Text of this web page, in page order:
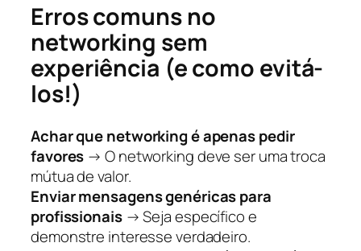
Erros comuns no
networking sem
experiência (e como evitá-
los!)
Achar que networking é apenas pedir
favores → O networking deve ser uma troca
mútua de valor.
Enviar mensagens genéricas para
profissionais→ Seja específico e
demonstre interesse verdadeiro.